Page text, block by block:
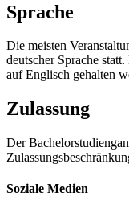
Sprache
Die meisten
deutscher Sprache
auf Englisch gehalten
Zulassung
Der
Soziale Medien